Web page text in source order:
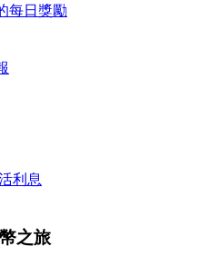
每日獎勵
利息
之旅